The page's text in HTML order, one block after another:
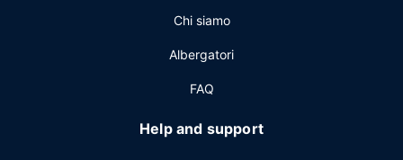
Chi siamo
Albergatori
FAQ
Help and support